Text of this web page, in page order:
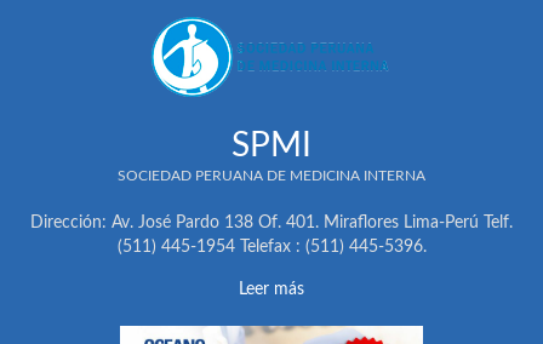
SPMI
SOCIEDAD PERUANA DE MEDICINA INTERNA
Dirección: Av. José Pardo 138 Of. 401. Miraflores Lima-Perú Telf.
(511) 445-1954 Telefax : (511) 445-5396.
Leer más